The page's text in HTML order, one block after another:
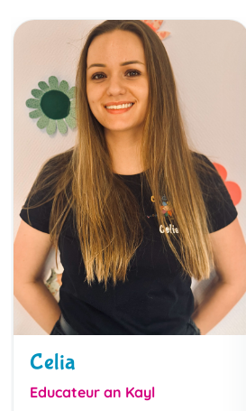
Celia
Educateur an Kayl